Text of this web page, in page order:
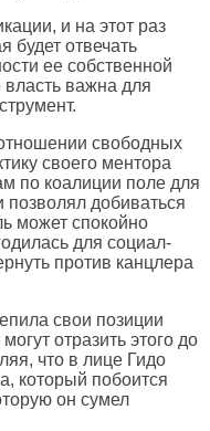
и на этот раз
будет отвечать
ее собственной
власть важна для
свободных
своего ментора
по коалиции поле для
добиваться
может спокойно
для социал-
против канцлера
свои позиции
отразить этого до
что в лице Гидо
который побоится
он сумел